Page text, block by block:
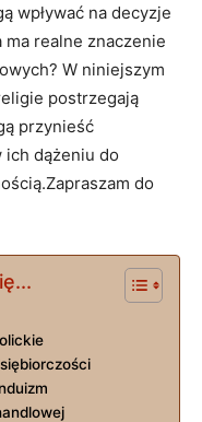
wpływać na decyzje
realne znaczenie
W niniejszym
postrzegają
przynieść
ich dążeniu do
do